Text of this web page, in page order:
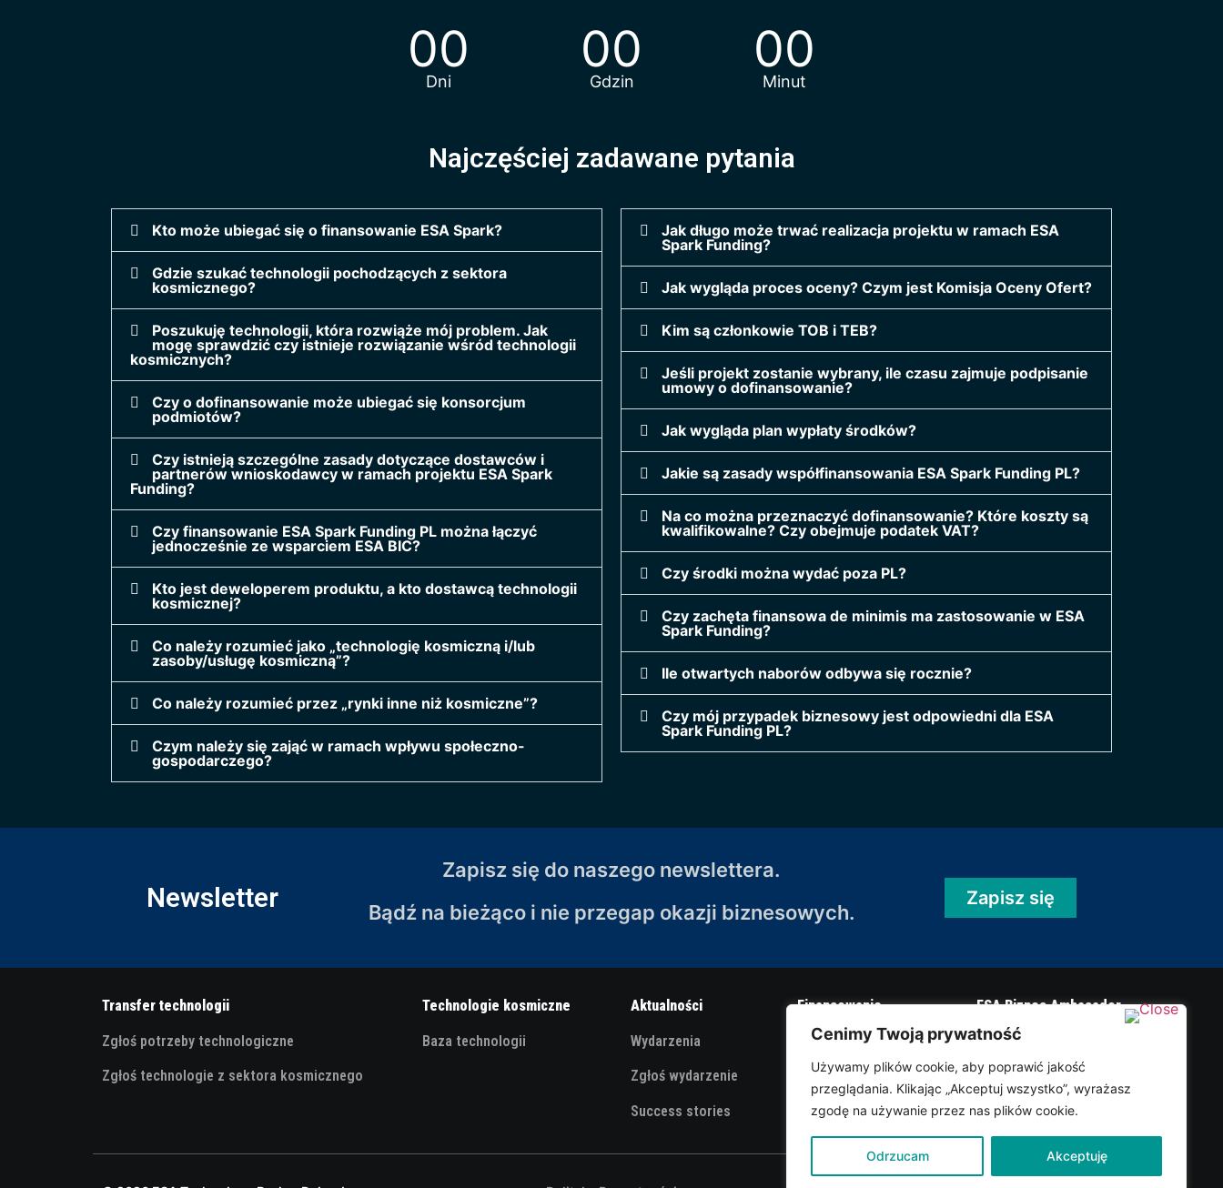
Cenimy Twoją prywatność
Używamy plików cookie, aby poprawić jakość
przeglądania. Klikając „Akceptuj wszystko”, wyrażasz
zgodę na używanie przez nas plików cookie.
Odrzucam Akceptuję
00
Dni
00
Gdzin
00
Minut
Najczęściej zadawane pytania
Kto może ubiegać się o finansowanie ESA Spark?
Gdzie szukać technologii pochodzących z sektora
kosmicznego?
Poszukuję technologii, która rozwiąże mój problem. Jak
mogę sprawdzić czy istnieje rozwiązanie wśród technologii
kosmicznych?
Czy o dofinansowanie może ubiegać się konsorcjum
podmiotów?
Czy istnieją szczególne zasady dotyczące dostawców i
partnerów wnioskodawcy w ramach projektu ESA Spark
Funding?
Czy finansowanie ESA Spark Funding PL można łączyć
jednocześnie ze wsparciem ESA BIC?
Kto jest deweloperem produktu, a kto dostawcą technologii
kosmicznej?
Co należy rozumieć jako „technologię kosmiczną i/lub
zasoby/usługę kosmiczną”?
Co należy rozumieć przez „rynki inne niż kosmiczne”?
Czym należy się zająć w ramach wpływu społeczno-
gospodarczego?
Jak długo może trwać realizacja projektu w ramach ESA
Spark Funding?
Jak wygląda proces oceny? Czym jest Komisja Oceny Ofert?
Kim są członkowie TOB i TEB?
Jeśli projekt zostanie wybrany, ile czasu zajmuje podpisanie
umowy o dofinansowanie?
Jak wygląda plan wypłaty środków?
Jakie są zasady współfinansowania ESA Spark Funding PL?
Na co można przeznaczyć dofinansowanie? Które koszty są
kwalifikowalne? Czy obejmuje podatek VAT?
Czy środki można wydać poza PL?
Czy zachęta finansowa de minimis ma zastosowanie w ESA
Spark Funding?
Ile otwartych naborów odbywa się rocznie?
Czy mój przypadek biznesowy jest odpowiedni dla ESA
Spark Funding PL?
Newsletter
Zapisz się do naszego newslettera.
Bądź na bieżąco i nie przegap okazji biznesowych.
Zapisz się
Transfer technologii
Zgłoś potrzeby technologiczne
Zgłoś technologie z sektora kosmicznego
Technologie kosmiczne
Baza technologii
Aktualności
Wydarzenia
Zgłoś wydarzenie
Success stories
Finansowanie
Spark funding
Broker competition
OSIP
ESA Biznes Ambasador